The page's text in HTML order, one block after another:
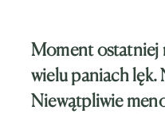
Moment ostatniej
wielu paniach lęk.
Niewątpliwie